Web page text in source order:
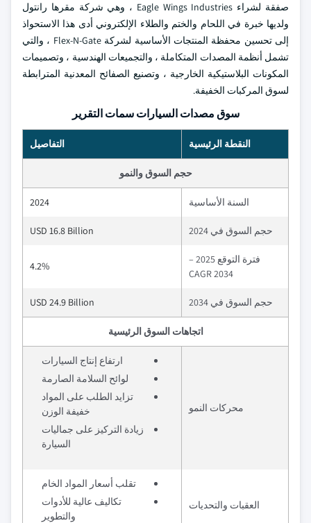
صفقة لشراء Eagle Wings Industries ، وهي شركة مقرها رانتول
ولديها خبرة في اللحام والختم والطلاء الإلكتروني أدى هذا الاستحواذ
إلى تحسين محفظة المنتجات الأساسية لشركة Flex-N-Gate ، والتي
تشمل أنظمة المصدات المتكاملة ، والتجميعات الهندسية ، وتصميمات
المكونات البلاستيكية الخارجية ، وتصنيع الصفائح المعدنية المترابطة
لسوق المركبات الخفيفة.
سوق مصدات السيارات سمات التقرير
النقطة الرئيسية التفاصيل
حجم السوق والنمو
السنة الأساسية 2024
حجم السوق في 2024 USD 16.8 Billion
فترة التوقع 2025 –
2034 CAGR
4.2%
حجم السوق في 2034 USD 24.9 Billion
اتجاهات السوق الرئيسية
محركات النمو
ارتفاع إنتاج السيارات
لوائح السلامة الصارمة
تزايد الطلب على المواد
خفيفة الوزن
زيادة التركيز على جماليات
السيارة
العقبات والتحديات
تقلب أسعار المواد الخام
تكاليف عالية للأدوات
والتطوير